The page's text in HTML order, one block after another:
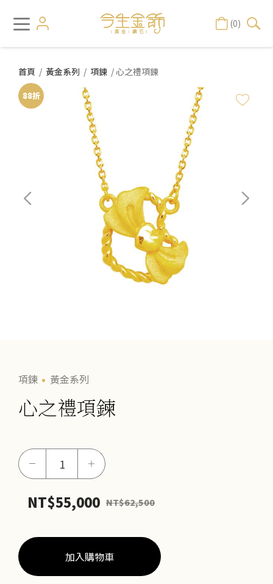
(0)
首頁 / 黃金系列 / 項鍊 / 心之禮項鍊
88折
項鍊 黃金系列
心之禮項鍊
－
項
數
＋
NT$55,000 NT$62,500
加入購物車